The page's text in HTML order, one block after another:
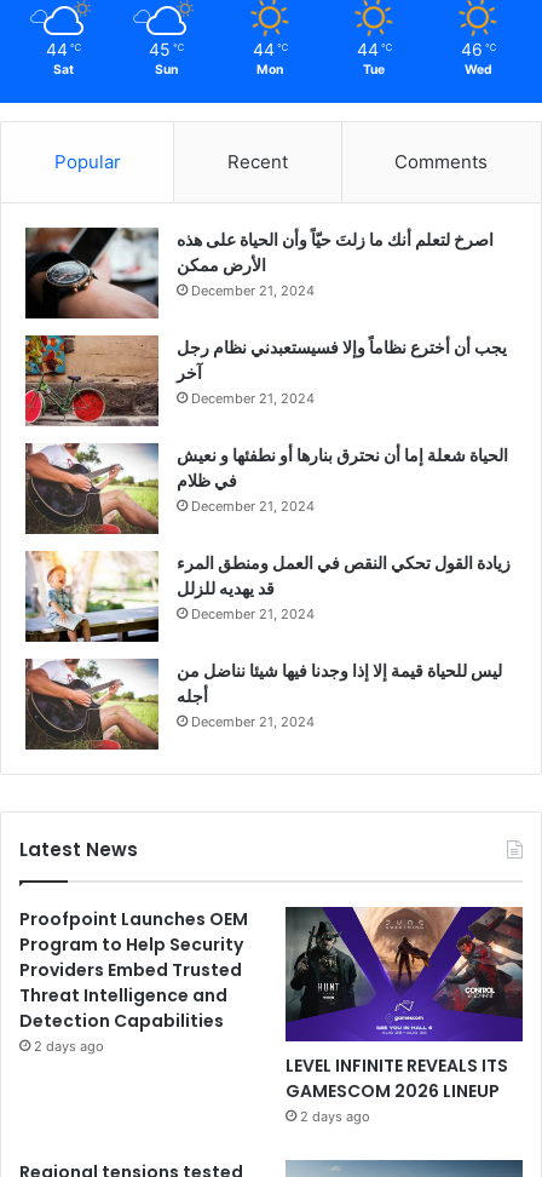
44 ℃
Sat
45 ℃
Sun
44 ℃
Mon
44 ℃
Tue
46 ℃
Wed
Popular Recent Comments
‫اصرخ لتعلم أنك ما زلتَ حيّاً وأن الحياة على هذه
الأرض ممكن
December 21, 2024
يجب أن أخترع نظاماً وإلا فسيستعبدني نظام رجل
آخر
December 21, 2024
الحياة شعلة إما أن نحترق بنارها أو نطفئها و نعيش
في ظلام
December 21, 2024
زيادة القول تحكي النقص في العمل ومنطق المرء
قد يهديه للزلل
December 21, 2024
ليس للحياة قيمة إلا إذا وجدنا فيها شيئا نناضل من
أجله
December 21, 2024
Latest News
Proofpoint Launches OEM
Program to Help Security
Providers Embed Trusted
Threat Intelligence and
Detection Capabilities
2 days ago
LEVEL INFINITE REVEALS ITS
GAMESCOM 2026 LINEUP
2 days ago
Regional tensions tested